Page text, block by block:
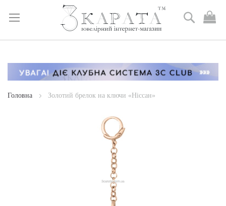
Skip
Content
Пошук
Головна Золотий брелок на ключи «Ніссан»